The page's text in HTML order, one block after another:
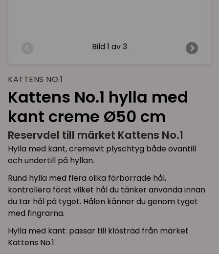
Bild 1 av 3
KATTENS NO.1
Kattens No.1 hylla med
kant creme Ø50 cm
Reservdel till märket Kattens No.1
Hylla med kant, cremevit plyschtyg både ovantill
och undertill på hyllan.
Rund hylla med flera olika förborrade hål,
kontrollera först vilket hål du tänker använda innan
du tar hål på tyget. Hålen känner du genom tyget
med fingrarna.
Hylla med kant: passar till klösträd från märket
Kattens No.1